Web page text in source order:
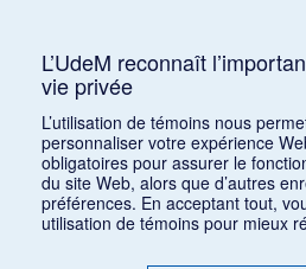
L’UdeM reconnaît
vie privée
L’utilisation de témoins nous
personnaliser votre expérience
obligatoires pour assurer le
du site Web, alors que d’autres
préférences. En acceptant tout,
utilisation de témoins pour mieux